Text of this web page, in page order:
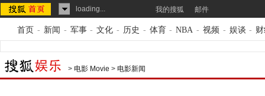
loading... 我的搜狐 邮件
首页 - 新闻 - 军事 - 文化 - 历史 - 体育 - NBA - 视频 - 娱谈 -
> 电影 Movie > 电影新闻